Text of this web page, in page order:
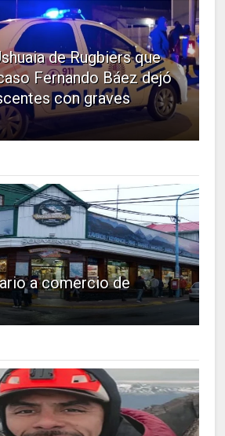
de Rugbiers que
Fernando Báez dejó
con graves
a comercio de